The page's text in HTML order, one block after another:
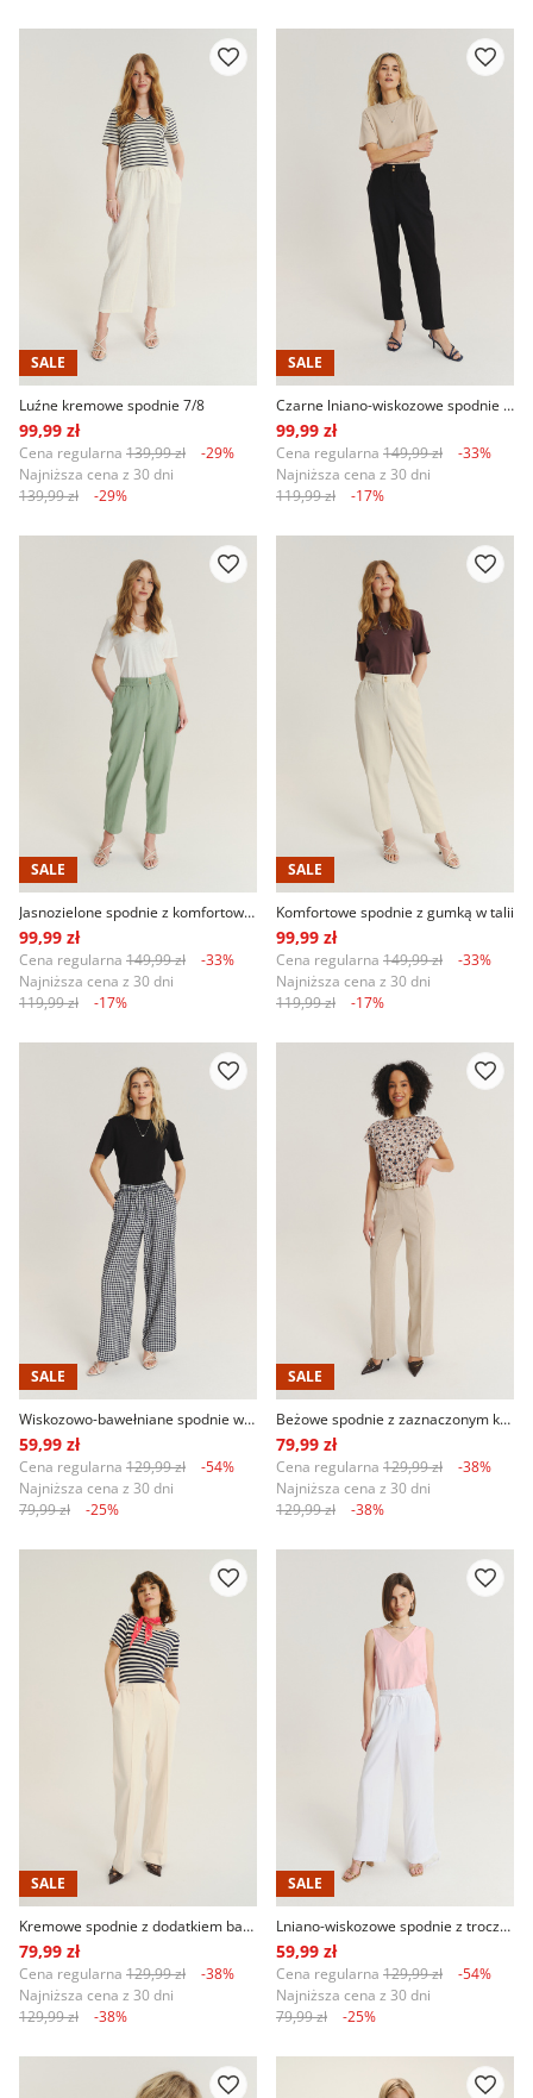
SALE
Luźne kremowe spodnie 7/8
99,99 zł
Cena regularna 139,99 zł
-29%
Najniższa cena z 30 dni
139,99 zł
-29%
SALE
Czarne lniano-wiskozowe spodnie z gumką w talii
99,99 zł
Cena regularna 149,99 zł
-33%
Najniższa cena z 30 dni
119,99 zł
-17%
SALE
Jasnozielone spodnie z komfortową gumką w talii
99,99 zł
Cena regularna 149,99 zł
-33%
Najniższa cena z 30 dni
119,99 zł
-17%
SALE
Komfortowe spodnie z gumką w talii
99,99 zł
Cena regularna 149,99 zł
-33%
Najniższa cena z 30 dni
119,99 zł
-17%
SALE
Wiskozowo-bawełniane spodnie w kratkę
59,99 zł
Cena regularna 129,99 zł
-54%
Najniższa cena z 30 dni
79,99 zł
-25%
SALE
Beżowe spodnie z zaznaczonym kantem
79,99 zł
Cena regularna 129,99 zł
-38%
Najniższa cena z 30 dni
129,99 zł
-38%
SALE
Kremowe spodnie z dodatkiem bawełny
79,99 zł
Cena regularna 129,99 zł
-38%
Najniższa cena z 30 dni
129,99 zł
-38%
SALE
Lniano-wiskozowe spodnie z troczkami u dołu nogawek
59,99 zł
Cena regularna 129,99 zł
-54%
Najniższa cena z 30 dni
79,99 zł
-25%